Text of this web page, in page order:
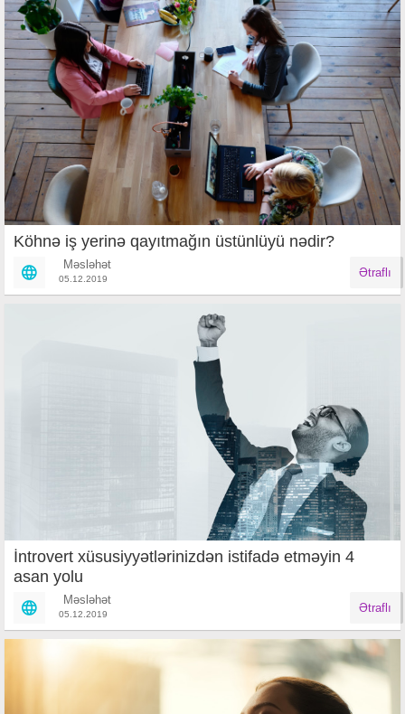
Köhnə iş yerinə qayıtmağın üstünlüyü nədir?
Məsləhət
05.12.2019 Ətraflı
İntrovert xüsusiyyətlərinizdən istifadə etməyin 4
asan yolu
Məsləhət
05.12.2019 Ətraflı